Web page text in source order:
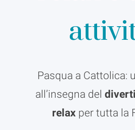
Pasqua a Cattolica:
all’insegna del
relax per tutta la